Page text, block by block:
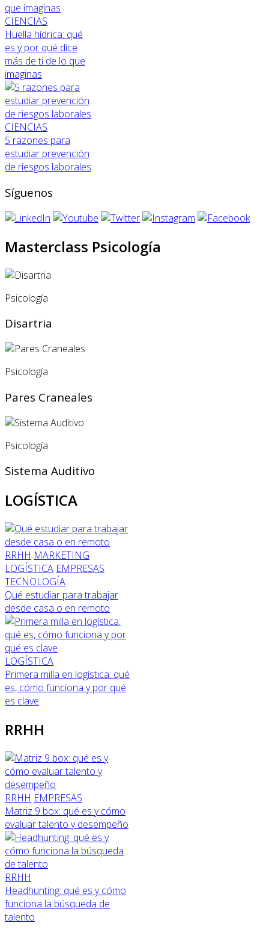
CIENCIAS
Huella hídrica: qué
es y por qué dice
más de ti de lo que
imaginas
CIENCIAS
5 razones para
estudiar prevención
de riesgos laborales
Síguenos
Masterclass Psicología
Psicología
Disartria
Psicología
Pares Craneales
Psicología
Sistema Auditivo
LOGÍSTICA
RRHH MARKETING
LOGÍSTICA EMPRESAS
TECNOLOGÍA
Qué estudiar para trabajar
desde casa o en remoto
LOGÍSTICA
Primera milla en logística: qué
es, cómo funciona y por qué
es clave
RRHH
RRHH EMPRESAS
Matriz 9 box: qué es y cómo
evaluar talento y desempeño
RRHH
Headhunting: qué es y cómo
funciona la búsqueda de
talento